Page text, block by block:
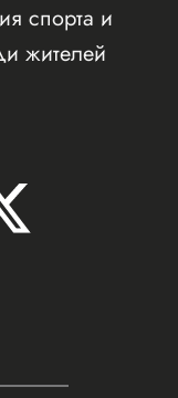
спорта и
жителей